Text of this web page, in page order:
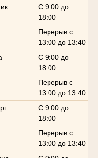
С 9:00 до
18:00
Перерыв с
13:00 до 13:40
С 9:00 до
18:00
Перерыв с
13:00 до 13:40
С 9:00 до
18:00
Перерыв с
13:00 до 13:40